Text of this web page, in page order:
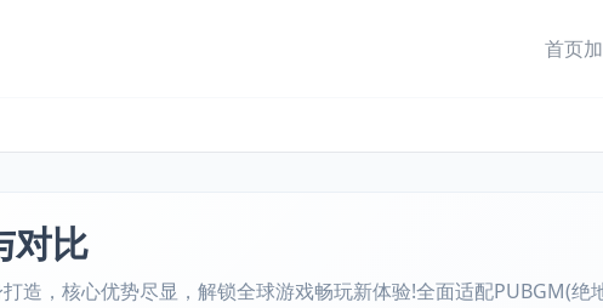
首页
对比
造，核心优势尽显，解锁全球游戏畅玩新体验!全面适配PUBGM(